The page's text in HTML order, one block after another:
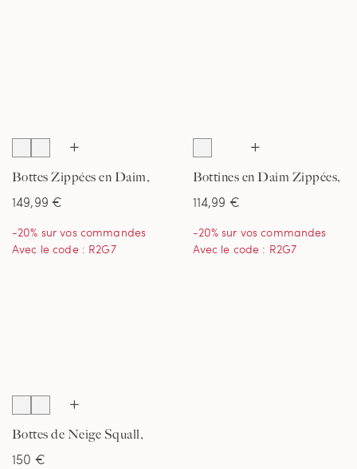
Bottes Zippées en Daim,
149,99 €
-20% sur vos commandes
Avec le code : R2G7
Bottines en Daim Zippées,
114,99 €
-20% sur vos commandes
Avec le code : R2G7
Bottes de Neige Squall,
150 €